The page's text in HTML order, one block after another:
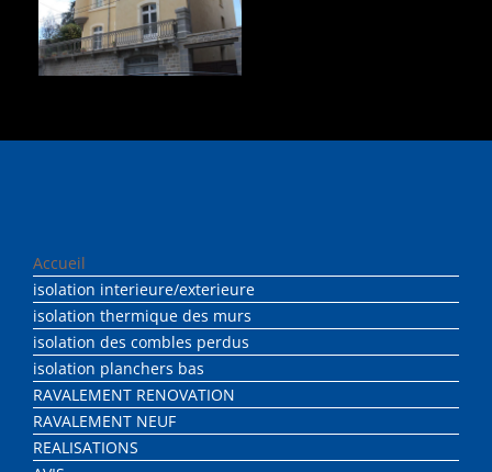
Accueil
isolation interieure/exterieure
isolation thermique des murs
isolation des combles perdus
isolation planchers bas
RAVALEMENT RENOVATION
RAVALEMENT NEUF
REALISATIONS